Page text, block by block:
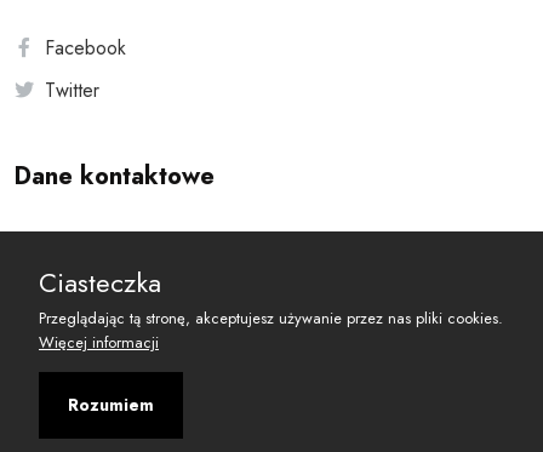
Facebook
Twitter
Dane kontaktowe
reset@resetobywatelski.pl
Ciasteczka
Przeglądając tą stronę, akceptujesz używanie przez nas pliki cookies.
Więcej informacji
Rozumiem